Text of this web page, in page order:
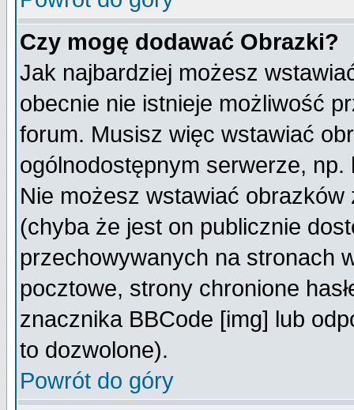
Czy mogę dodawać Obrazki?
Jak najbardziej możesz
obecnie nie istnieje możliwość
forum. Musisz więc wstawiać
ogólnodostępnym serwerze,
Nie możesz wstawiać
(chyba że jest on publicznie
przechowywanych na stronach
pocztowe, strony chronione
znacznika BBCode [img] lub
to dozwolone).
Powrót do góry